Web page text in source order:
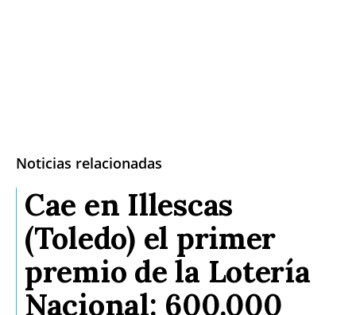
Noticias relacionadas
Cae en Illescas
(Toledo) el primer
premio de la Lotería
Nacional: 600.000